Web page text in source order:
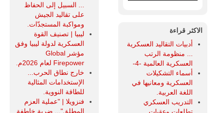
الاكثر قراءة
أدبيات التقاليد العسكرية
... منظومة الرتب
العسكرية العالمية -4-
أسماء التشكيلات
العسكرية ومعانيها في
اللغة العربية.
التدريب العسكري
... السبيل إلى الحفاظ
على تقاليد الجيش
ومواكبة المستجدّات.
ليبيا | تصنيف القوة
العسكرية لدولة ليبيا وفق
مؤشر Global
Firepower لعام 2026م.
خارج نطاق الحرب...
الإستخدامات المثالية
للطاقة النووية.
فنزويلا | "عملية العزم
المطلق"... ضربة خاطفة